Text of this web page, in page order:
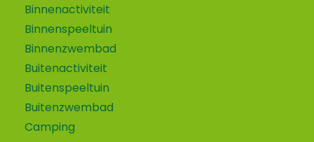
Binnenactiviteit
Binnenspeeltuin
Binnenzwembad
Buitenactiviteit
Buitenspeeltuin
Buitenzwembad
Camping